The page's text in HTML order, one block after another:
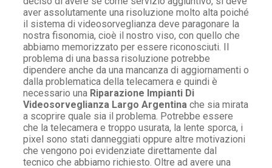
aver assolutamente una risoluzione molto alta poiché
il sistema di videosorveglianza deve paragonare la
nostra fisonomia, cioè il nostro viso, con quello che
abbiamo memorizzato per essere riconosciuti. Il
problema di una bassa risoluzione potrebbe
dipendere anche da una mancanza di aggiornamenti o
dalla problematica della telecamera e quindi è
necessario una Riparazione Impianti Di
Videosorveglianza Largo Argentina che sia mirata
a scoprire quale sia il problema. Potrebbe essere
che la telecamera e troppo usurata, la lente sporca, i
pixel sono stati danneggiati oppure altre motivazioni
che vengono poi evidenziate direttamente dal
tecnico che abbiamo richiesto. Oltre ad avere una